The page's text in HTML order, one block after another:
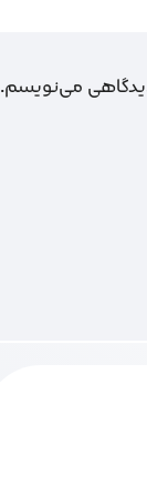
دیدگاهی می‌نویسم.